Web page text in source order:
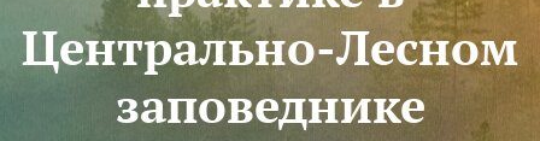
Центрально-Лесном
заповеднике